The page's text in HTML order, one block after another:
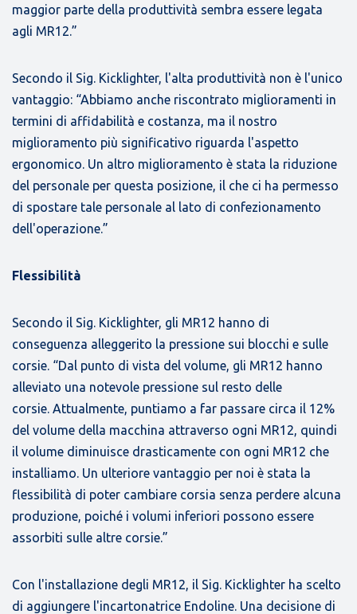
maggior parte della produttività sembra essere legata
agli MR12.”
Secondo il Sig. Kicklighter, l'alta produttività non è l'unico
vantaggio: “Abbiamo anche riscontrato miglioramenti in
termini di affidabilità e costanza, ma il nostro
miglioramento più significativo riguarda l'aspetto
ergonomico. Un altro miglioramento è stata la riduzione
del personale per questa posizione, il che ci ha permesso
di spostare tale personale al lato di confezionamento
dell'operazione.”
Flessibilità
Secondo il Sig. Kicklighter, gli MR12 hanno di
conseguenza alleggerito la pressione sui blocchi e sulle
corsie. “Dal punto di vista del volume, gli MR12 hanno
alleviato una notevole pressione sul resto delle
corsie. Attualmente, puntiamo a far passare circa il 12%
del volume della macchina attraverso ogni MR12, quindi
il volume diminuisce drasticamente con ogni MR12 che
installiamo. Un ulteriore vantaggio per noi è stata la
flessibilità di poter cambiare corsia senza perdere alcuna
produzione, poiché i volumi inferiori possono essere
assorbiti sulle altre corsie.”
Con l'installazione degli MR12, il Sig. Kicklighter ha scelto
di aggiungere l'incartonatrice Endoline. Una decisione di